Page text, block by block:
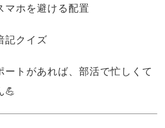
マホを避ける配置
記クイズ
ートがあれば、部活で忙しくて
💪